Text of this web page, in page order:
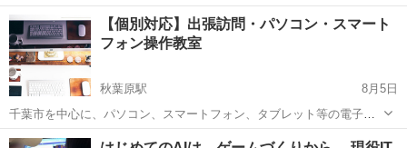
館で「はじめてのAIエージェント体験講座・第3弾」を開催します。 ■
こんな方におすすめです 【初めての方】 ・AIに興味はあるけれど、使
った...
その他 公民館
【個別対応】出張訪問・パソコン・スマート
フォン操作教室
秋葉原駅
8月5日
千葉市を中心に、パソコン、スマートフォン、タブレット等の電子機
器の出張サポートを展開しております。 箱から出して取り敢えず出し
東京 千代田区 秋葉原駅 Windows総合 タブレット